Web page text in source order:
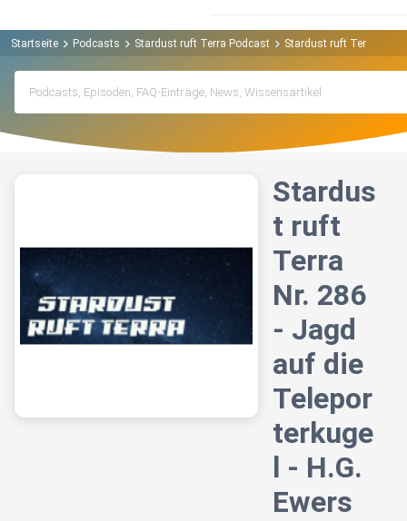
Startseite Podcasts Stardust ruft Terra Podcast Stardust ruft Terra Nr.
Stardus
t ruft
Terra
Nr. 286
- Jagd
auf die
Telepor
terkuge
l - H.G.
Ewers